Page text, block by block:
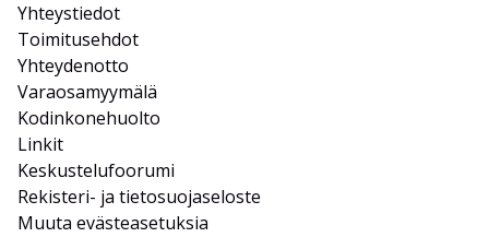
Yhteystiedot
Toimitusehdot
Yhteydenotto
Varaosamyymälä
Kodinkonehuolto
Linkit
Keskustelufoorumi
Rekisteri- ja tietosuojaseloste
Muuta evästeasetuksia